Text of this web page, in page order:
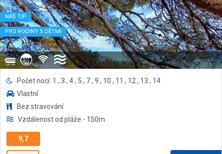
NÁŠ TIP
PRO RODINY S DĚTMI
Počet nocí: 1 , 3 , 4 , 5 , 7 , 9 , 10 , 11 , 12 , 13 , 14
Vlastní
Bez stravování
Vzdálenost od pláže - 150m
9,7